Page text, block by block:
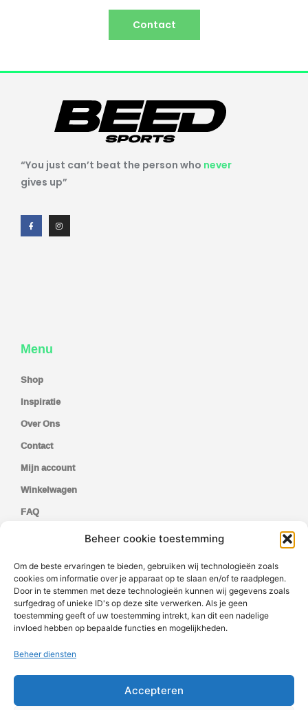
Beheer cookie toestemming
Om de beste ervaringen te bieden, gebruiken wij technologieën zoals
cookies om informatie over je apparaat op te slaan en/of te raadplegen.
Door in te stemmen met deze technologieën kunnen wij gegevens zoals
surfgedrag of unieke ID's op deze site verwerken. Als je geen
toestemming geeft of uw toestemming intrekt, kan dit een nadelige
invloed hebben op bepaalde functies en mogelijkheden.
Beheer diensten
Accepteren
Contact
“You just can’t beat the person who never
gives up”
Menu
Shop
Inspiratie
Over Ons
Contact
Mijn account
Winkelwagen
FAQ
Aanmelden voor onze nieuwsbrief